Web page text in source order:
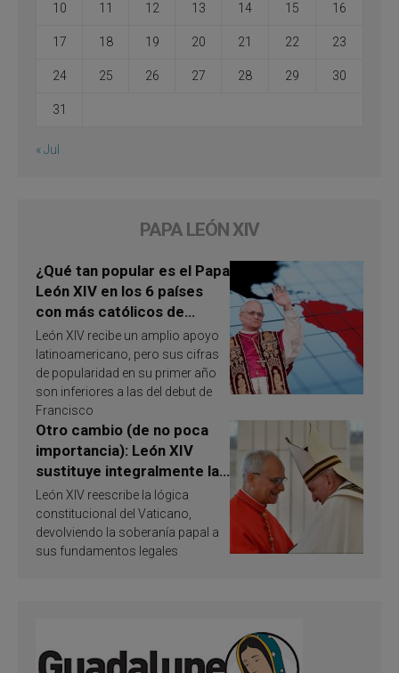
10 11 12 13 14 15 16
17 18 19 20 21 22 23
24 25 26 27 28 29 30
31
« Jul
PAPA LEÓN XIV
¿Qué tan popular es el Papa
León XIV en los 6 países
con más católicos de
América Latina en 2026?
Publican resultados de
investigación
León XIV recibe un amplio apoyo
latinoamericano, pero sus cifras
de popularidad en su primer año
son inferiores a las del debut de
Francisco
Otro cambio (de no poca
importancia): León XIV
sustituye integralmente la
ley vaticana de Papa
Francisco
León XIV reescribe la lógica
constitucional del Vaticano,
devolviendo la soberanía papal a
sus fundamentos legales